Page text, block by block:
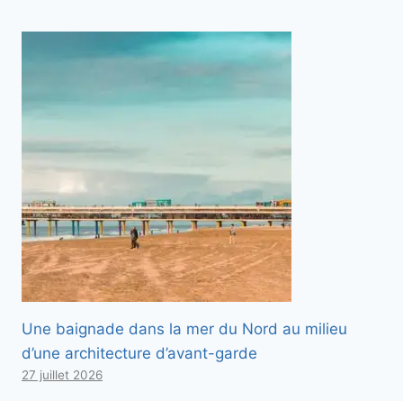
Une baignade dans la mer du Nord au milieu
d’une architecture d’avant-garde
27 juillet 2026